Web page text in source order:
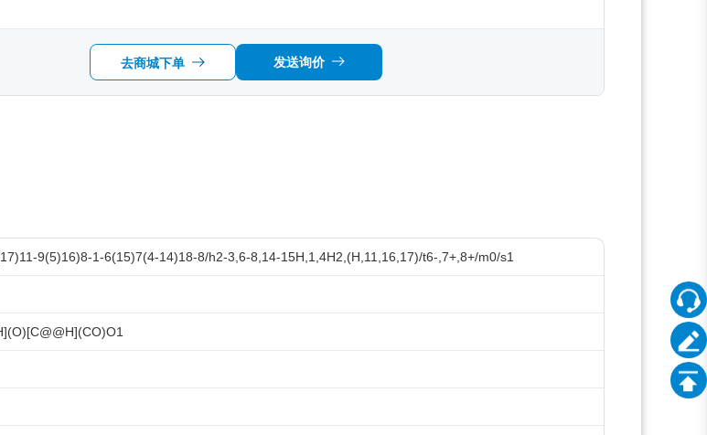
去商城下单 发送询价
9(5)16)8-1-6(15)7(4-14)18-8/h2-3,6-8,14-15H,1,4H2,(H,11,16,17)/t6-,7+,8+/m0/s1